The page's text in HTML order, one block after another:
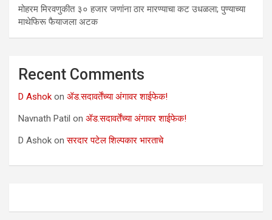
मोहरम मिरवणुकीत ३० हजार जणांना ठार मारण्‍याचा कट उधळला; पुण्‍याच्‍या
माथेफिरू फैयाजला अटक
Recent Comments
D Ashok on ॲड.सदावर्तेंच्या अंगावर शाईफेक!
Navnath Patil on ॲड.सदावर्तेंच्या अंगावर शाईफेक!
D Ashok onसरदार पटेल शिल्पकार भारताचे